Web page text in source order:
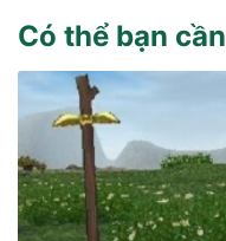
Có thể bạn cần